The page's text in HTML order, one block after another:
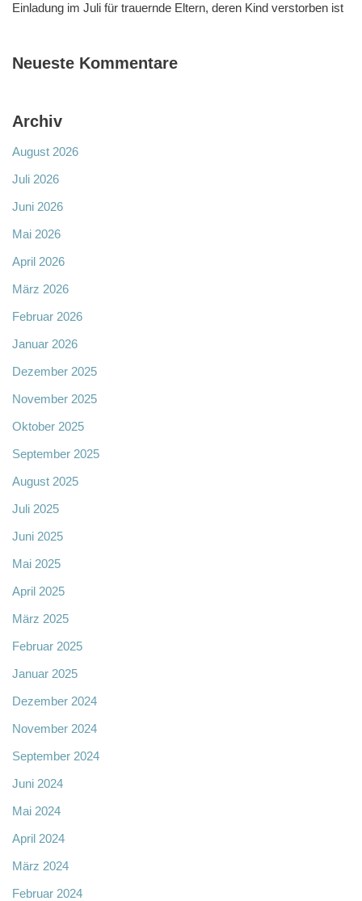
Einladung im Juli für trauernde Eltern, deren Kind verstorben ist
Neueste Kommentare
Archiv
August 2026
Juli 2026
Juni 2026
Mai 2026
April 2026
März 2026
Februar 2026
Januar 2026
Dezember 2025
November 2025
Oktober 2025
September 2025
August 2025
Juli 2025
Juni 2025
Mai 2025
April 2025
März 2025
Februar 2025
Januar 2025
Dezember 2024
November 2024
September 2024
Juni 2024
Mai 2024
April 2024
März 2024
Februar 2024